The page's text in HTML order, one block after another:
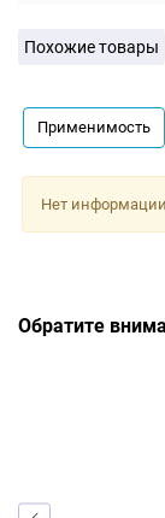
Похожие товары
Применимость
Нет
Обратите